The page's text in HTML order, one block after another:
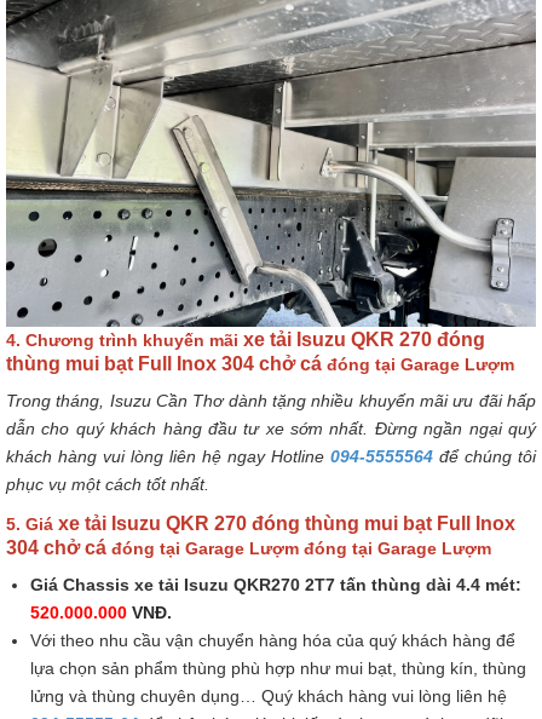
4. Chương trình khuyến mãi xe tải Isuzu QKR 270 đóng
thùng mui bạt Full Inox 304 chở cá đóng tại Garage Lượm
Trong tháng, Isuzu Cần Thơ dành tặng nhiều khuyến mãi ưu đãi hấp
dẫn cho quý khách hàng đầu tư xe sớm nhất. Đừng ngần ngại quý
khách hàng vui lòng liên hệ ngay Hotline 094-5555564 để chúng tôi
phục vụ một cách tốt nhất.
5. Giá xe tải Isuzu QKR 270 đóng thùng mui bạt Full Inox
304 chở cá đóng tại Garage Lượm đóng tại Garage Lượm
Giá Chassis xe tải Isuzu QKR270 2T7 tấn thùng dài 4.4 mét:
520.000.000 VNĐ.
Với theo nhu cầu vận chuyển hàng hóa của quý khách hàng để
lựa chọn sản phẩm thùng phù hợp như mui bạt, thùng kín, thùng
lửng và thùng chuyên dụng… Quý khách hàng vui lòng liên hệ